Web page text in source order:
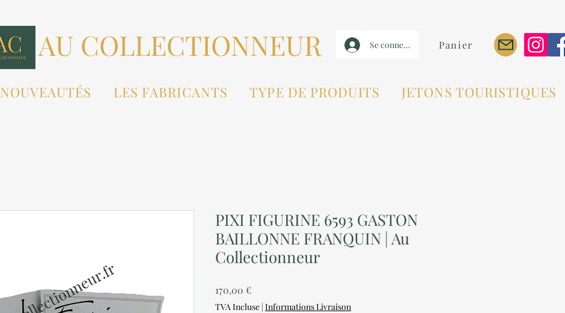
AU COLLECTIONNEUR Se connecter Panier
NOUVEAUTÉS LES FABRICANTS TYPE DE PRODUITS JETONS TOURISTIQUES
PIXI FIGURINE 6593 GASTON
BAILLONNE FRANQUIN | Au
Collectionneur
170,00 €Prix
TVA Incluse | Informations Livraison